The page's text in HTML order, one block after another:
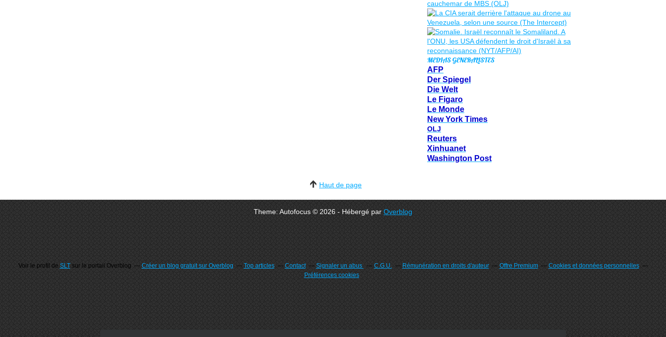
MEDIAS GENERALISTES
AFP
Der Spiegel
Die Welt
Le Figaro
Le Monde
New York Times
OLJ
Reuters
Xinhuanet
Washington Post
Haut de page
Theme: Autofocus © 2026 - Hébergé parOverblog
Voir le profil deSLTsur le portail Overblog Créer un blog gratuit sur Overblog Top articles Contact Signaler un abus C.G.U. Rémunération en droits d'auteur Offre Premium
Cookies et données personnelles
Préférences cookies